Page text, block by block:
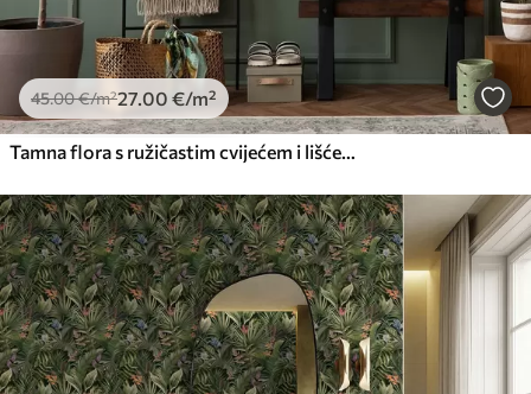
45.00€/m²27.00 €/m²
Tamna flora s ružičastim cvijećem i lišćem, tamna pozadina